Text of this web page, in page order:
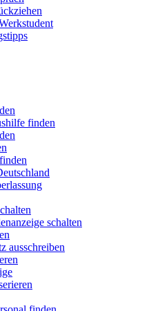
finden
schalten
ausschreiben